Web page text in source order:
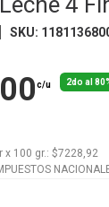
SKU:
c/u 2do al
x 100 gr.: $7228,92